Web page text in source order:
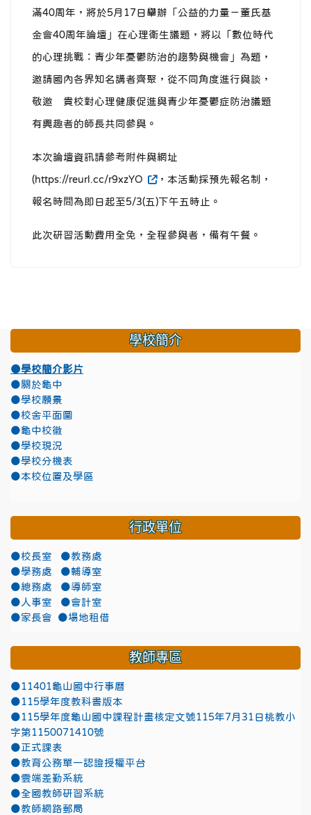
滿40周年，將於5月17日舉辦「公益的力量－董氏基
金會40周年論壇」在心理衛生議題，將以「數位時代
的心理挑戰：青少年憂鬱防治的趨勢與機會」為題，
邀請國內各界知名講者齊聚，從不同角度進行與談，
敬邀 貴校對心理健康促進與青少年憂鬱症防治議題
有興趣者的師長共同參與。
本次論壇資訊請參考附件與網址
(https://reurl.cc/r9xzYO ，本活動採預先報名制，
報名時間為即日起至5/3(五)下午五時止。
此次研習活動費用全免，全程參與者，備有午餐。
學校簡介
●學校簡介影片
●關於龜中
●學校願景
●校舍平面圖
●龜中校徽
●學校現況
●學校分機表
●本校位置及學區
行政單位
●校長室
●教務處
●學務處
●輔導室
●總務處
●導師室
●人事室
●會計室
●家長會
●場地租借
教師專區
●11401龜山國中行事曆
●115學年度教科書版本
●115學年度龜山國中課程計畫核定文號115年7月31日桃教小
字第1150071410號
●正式課表
●教育公務單一認證授權平台
●雲端差勤系統
●全國教師研習系統
●教師網路郵局